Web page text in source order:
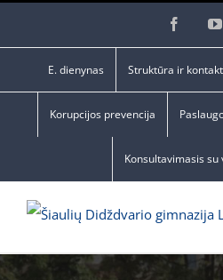
E. dienynas Struktūra ir
Korupcijos prevencija
Konsultavimasis su